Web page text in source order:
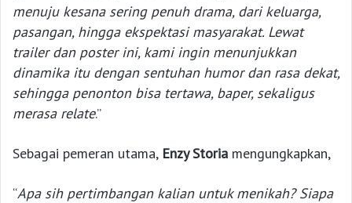
menuju kesana sering penuh drama, dari keluarga,
pasangan, hingga ekspektasi masyarakat. Lewat
trailer dan poster ini, kami ingin menunjukkan
dinamika itu dengan sentuhan humor dan rasa dekat,
sehingga penonton bisa tertawa, baper, sekaligus
merasa relate.”
Sebagai pemeran utama, Enzy Storia mengungkapkan,
“Apa sih pertimbangan kalian untuk menikah? Siapa